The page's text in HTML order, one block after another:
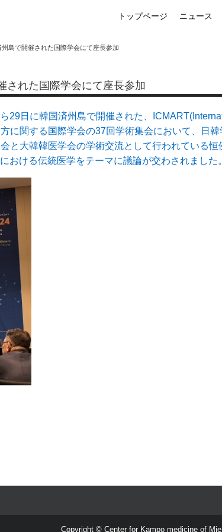
トップページ ニュース
州島で開催された国際学会にて座長参加
された国際学会にて座長参加
29日に韓国済州島で開催された、
に関する国際学会の37回学術集会において、日
と大韓韓医学会の学術交流として行われている
おける伝統医学をテーマに議論が交わされました。
Copyright © Center for Kampo medicine of